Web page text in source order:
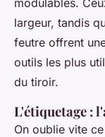
modulables.
largeur, tandis
feutre offrent
outils les plus
du tiroir.
L'étiquetage :
On oublie vite